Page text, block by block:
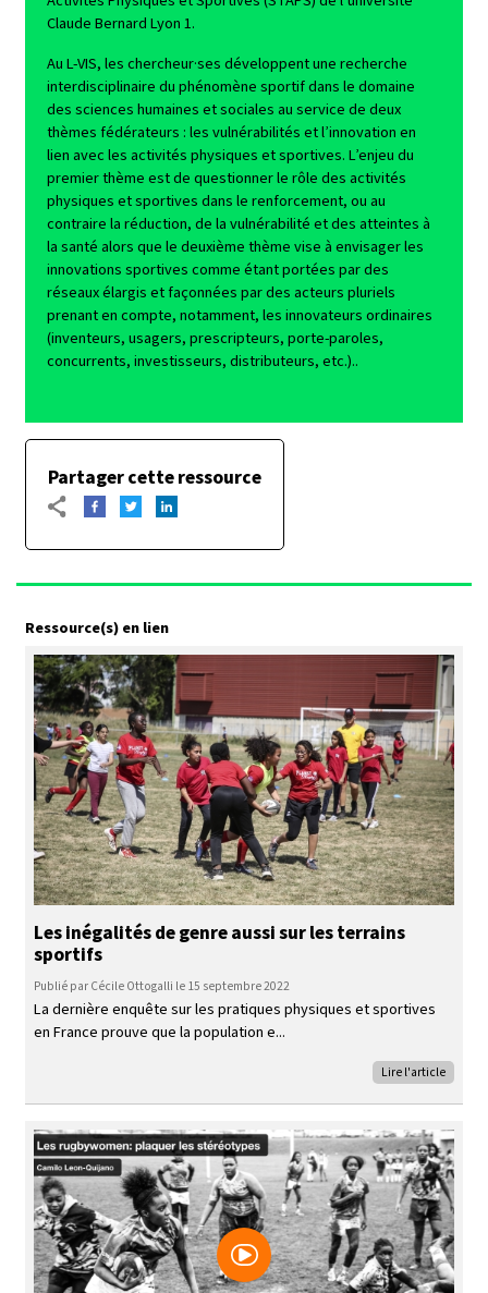
Claude Bernard Lyon 1.
Au L-VIS, les chercheur·ses développent une recherche
interdisciplinaire du phénomène sportif dans le domaine
des sciences humaines et sociales au service de deux
thèmes fédérateurs : les vulnérabilités et l’innovation en
lien avec les activités physiques et sportives. L’enjeu du
premier thème est de questionner le rôle des activités
physiques et sportives dans le renforcement, ou au
contraire la réduction, de la vulnérabilité et des atteintes à
la santé alors que le deuxième thème vise à envisager les
innovations sportives comme étant portées par des
réseaux élargis et façonnées par des acteurs pluriels
prenant en compte, notamment, les innovateurs ordinaires
(inventeurs, usagers, prescripteurs, porte-paroles,
concurrents, investisseurs, distributeurs, etc.)..
Partager cette ressource
Ressource(s) en lien
Les inégalités de genre aussi sur les terrains
sportifs
Publié par Cécile Ottogalli le 15 septembre 2022
La dernière enquête sur les pratiques physiques et sportives
en France prouve que la population e
Lire l'article